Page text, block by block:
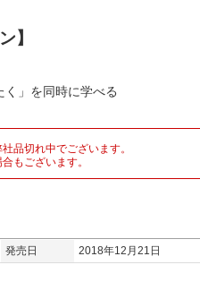
】
く」を同時に学べる
品切れ中でございます。
もございます。
発売日
2018年12月21日